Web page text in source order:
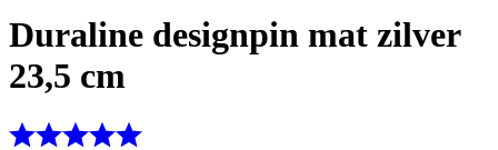
Duraline designpin mat zilver
23,5 cm